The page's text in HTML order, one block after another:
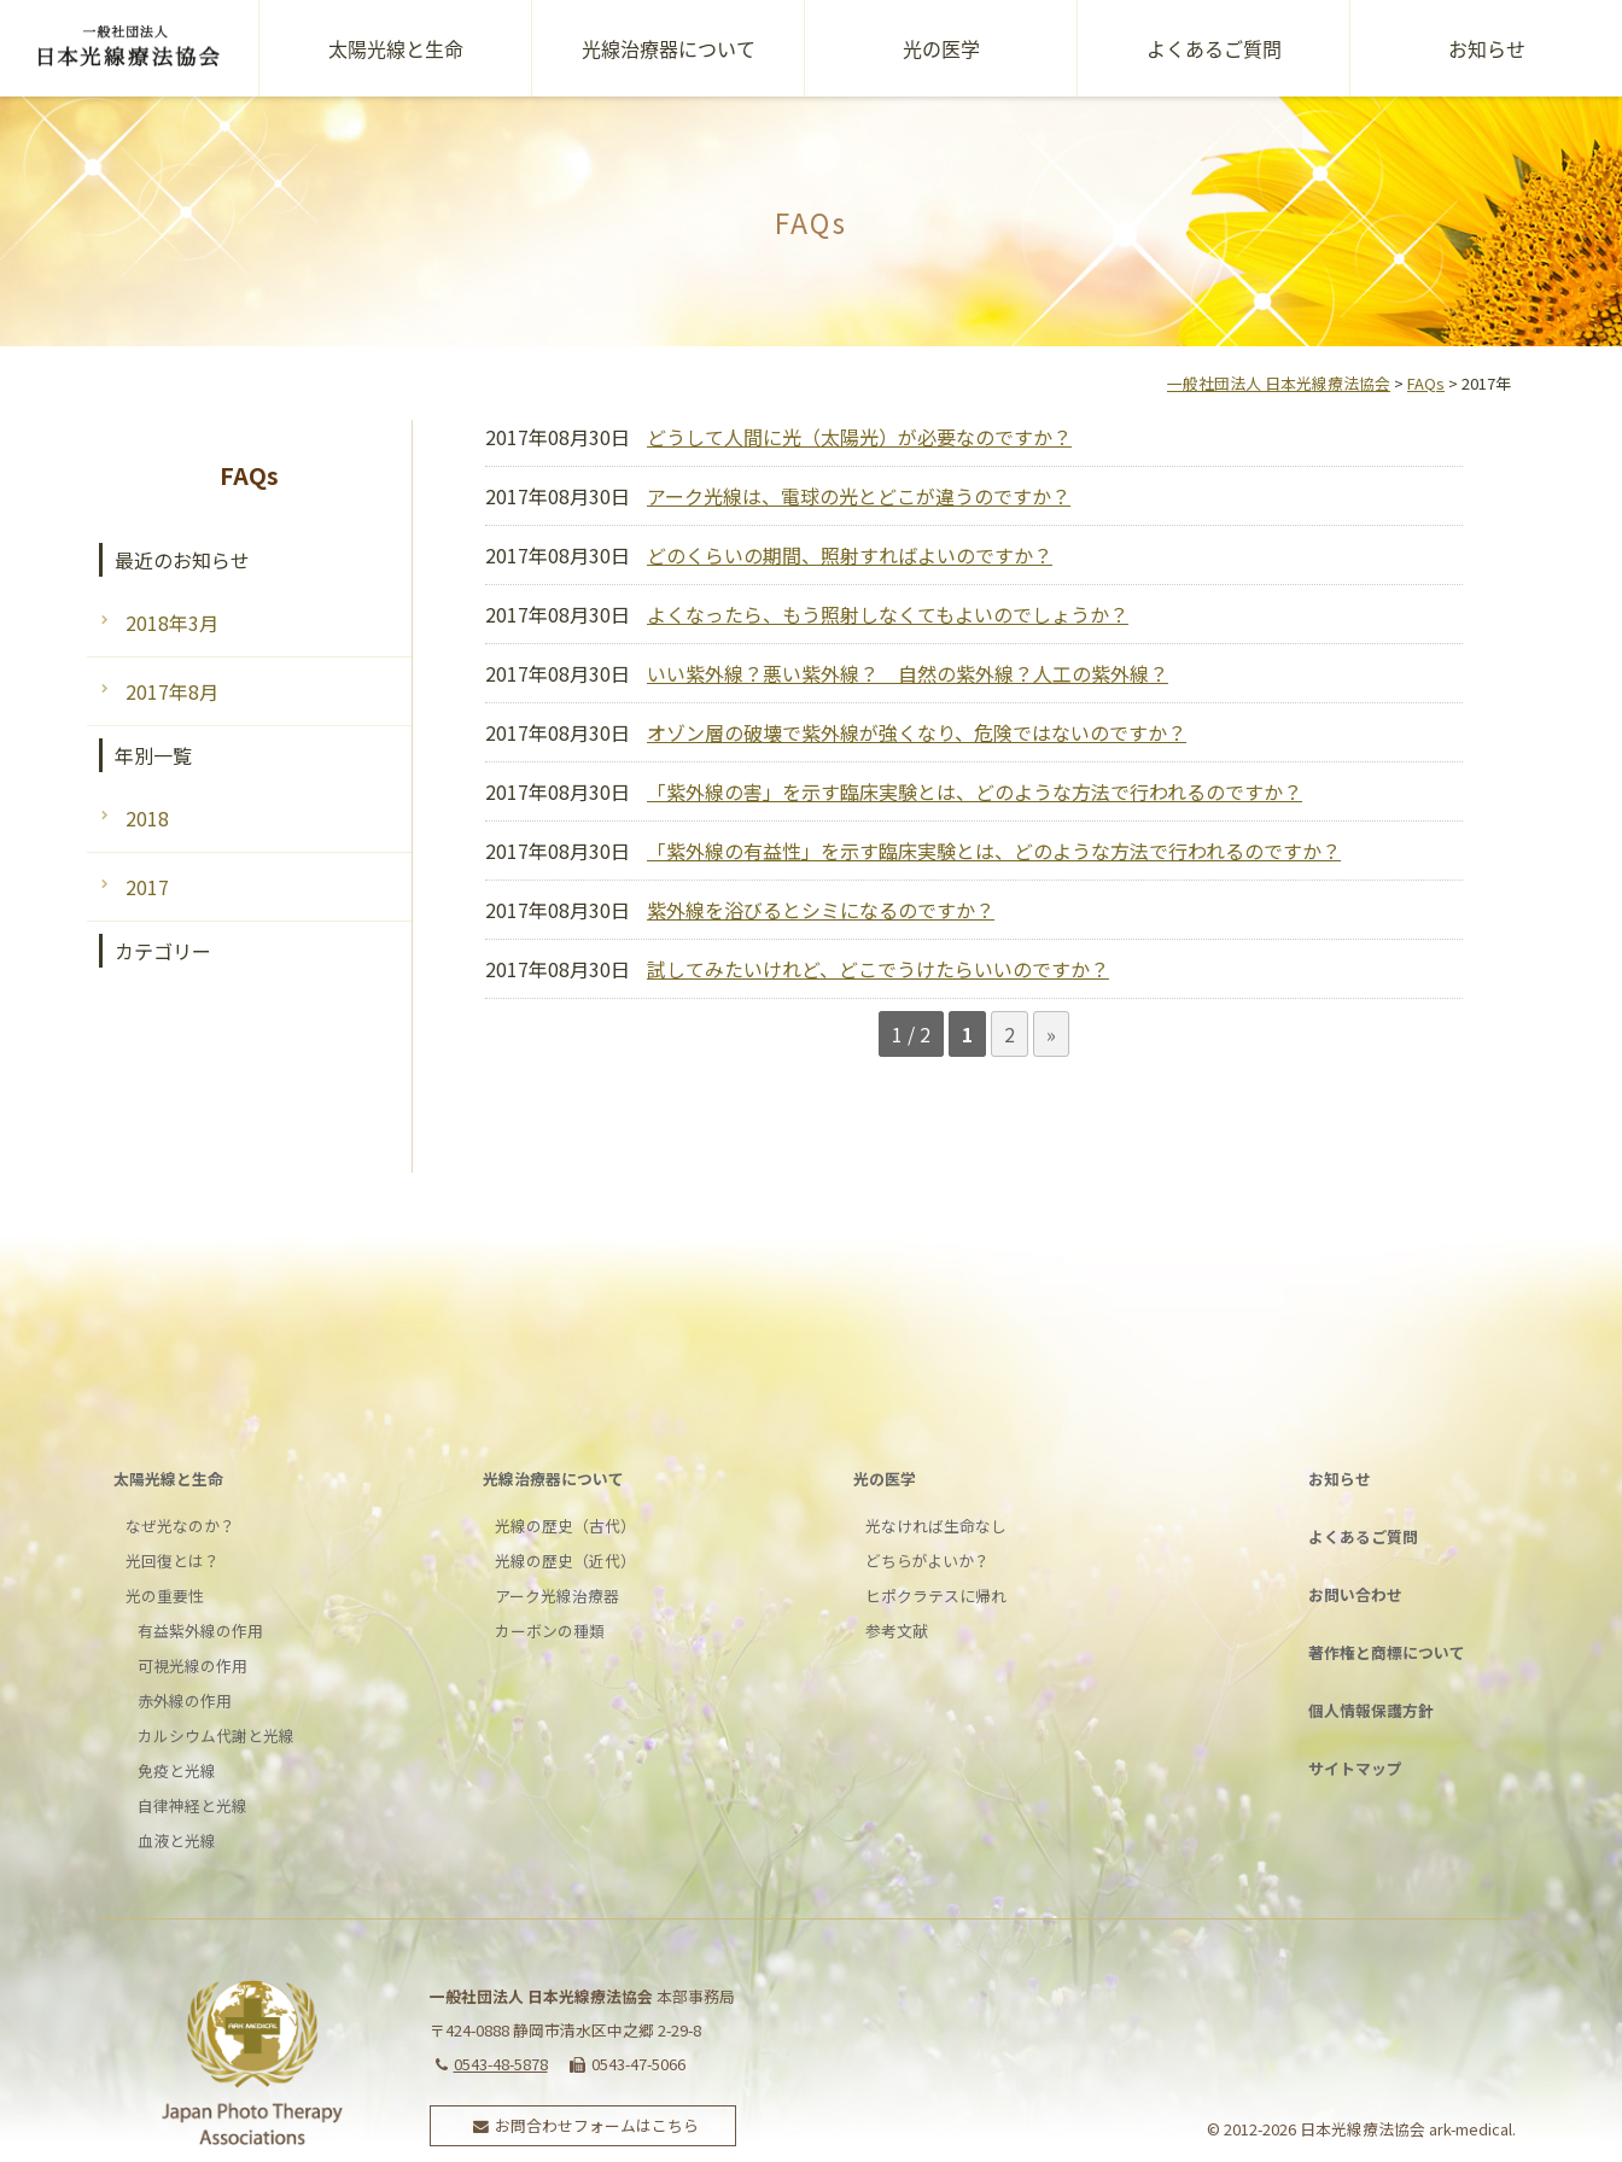
太陽光線と生命 光線治療器について 光の医学 よくあるご質問 お知らせ
FAQs
一般社団法人 日本光線療法協会 > FAQs > 2017年
2017年08月30日 どうして人間に光（太陽光）が必要なのですか？
2017年08月30日 アーク光線は、電球の光とどこが違うのですか？
2017年08月30日 どのくらいの期間、照射すればよいのですか？
2017年08月30日 よくなったら、もう照射しなくてもよいのでしょうか？
2017年08月30日 いい紫外線？悪い紫外線？ 自然の紫外線？人工の紫外線？
2017年08月30日 オゾン層の破壊で紫外線が強くなり、危険ではないのですか？
2017年08月30日 「紫外線の害」を示す臨床実験とは、どのような方法で行われるのですか？
2017年08月30日 「紫外線の有益性」を示す臨床実験とは、どのような方法で行われるのですか？
2017年08月30日 紫外線を浴びるとシミになるのですか？
2017年08月30日 試してみたいけれど、どこでうけたらいいのですか？
1 / 2 1 2 »
FAQs
最近のお知らせ
2018年3月
2017年8月
年別一覧
2018
2017
カテゴリー
太陽光線と生命
なぜ光なのか？
光回復とは？
光の重要性
有益紫外線の作用
可視光線の作用
赤外線の作用
カルシウム代謝と光線
免疫と光線
自律神経と光線
血液と光線
光線治療器について
光線の歴史（古代）
光線の歴史（近代）
アーク光線治療器
カーボンの種類
光の医学
光なければ生命なし
どちらがよいか？
ヒポクラテスに帰れ
参考文献
お知らせ
よくあるご質問
お問い合わせ
著作権と商標について
個人情報保護方針
サイトマップ
一般社団法人 日本光線療法協会本部事務局
〒424-0888 静岡市清水区中之郷 2-29-8
0543-48-5878
0543-47-5066
お問合わせフォームはこちら © 2012-2026 日本光線療法協会 ark-medical.